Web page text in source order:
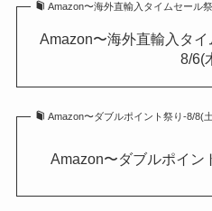
Amazon〜海外直輸入タイムセール
Amazon〜海外直輸入タ
8/6(
Amazon〜ダブルポイント祭り-8/8(
Amazon〜ダブルポイン